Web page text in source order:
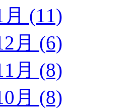
(11)
月 (6)
月 (8)
月 (8)